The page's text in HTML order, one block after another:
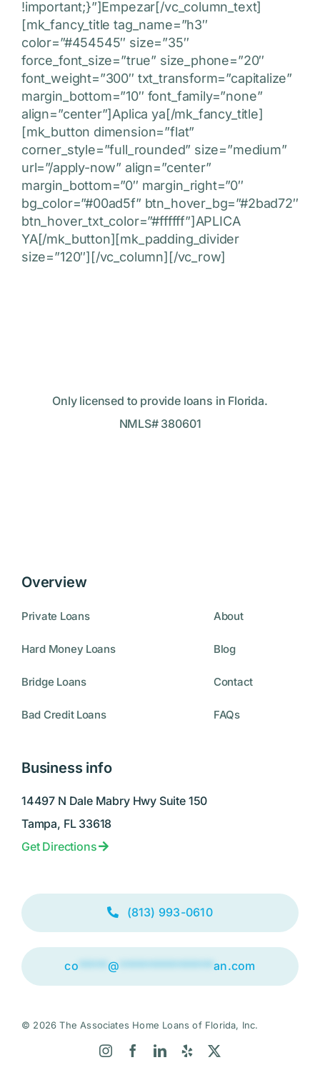
!important;}”]Empezar[/vc_column_text]
[mk_fancy_title tag_name=”h3″
color=”#454545″ size=”35″
force_font_size=”true” size_phone=”20″
font_weight=”300″ txt_transform=”capitalize”
margin_bottom=”10″ font_family=”none”
align=”center”]Aplica ya[/mk_fancy_title]
[mk_button dimension=”flat”
corner_style=”full_rounded” size=”medium”
url=”/apply-now” align=”center”
margin_bottom=”0″ margin_right=”0″
bg_color=”#00ad5f” btn_hover_bg=”#2bad72″
btn_hover_txt_color=”#ffffff”]APLICA
YA[/mk_button][mk_padding_divider
size=”120″][/vc_column][/vc_row]
Only licensed to provide loans in Florida.
NMLS# 380601
Overview
Private Loans
Hard Money Loans
Bridge Loans
Bad Credit Loans
About
Blog
Contact
FAQs
Business info
14497 N Dale Mabry Hwy Suite 150
Tampa, FL 33618
Get Directions
(813) 993-0610
co *****@ ****************an.com
© 2026 The Associates Home Loans of Florida, Inc.